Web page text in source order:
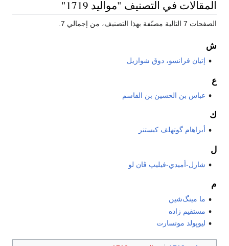
المقالات في التصنيف "مواليد 1719"
الصفحات 7 التالية مصنّفة بهذا التصنيف، من إجمالي 7.
ش
إتيان فرانسو، دوق شوازيل
ع
عباس بن الحسين بن القاسم
ك
أبراهام گوتهلف كيستنر
ل
شارل-أميدي-فيليپ ڤان لو
م
ما مينگ‌شين
مستقيم زاده
ليوپولد موتسارت